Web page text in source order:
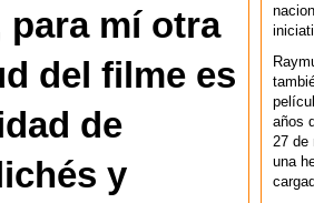
para mí otra
del filme es
de
y
años
27 de
una